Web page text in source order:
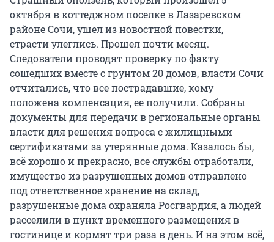
октября в коттеджном поселке в Лазаревском
районе Сочи, ушел из новостной повестки,
страсти улеглись. Прошел почти месяц.
Следователи проводят проверку по факту
сошедших вместе с грунтом 20 домов, власти Сочи
отчитались, что все пострадавшие, кому
положена компенсация, ее получили. Собраны
документы для передачи в региональные органы
власти для решения вопроса с жилищными
сертификатами за утерянные дома. Казалось бы,
всё хорошо и прекрасно, все службы отработали,
имущество из разрушенных домов отправлено
под ответственное хранение на склад,
разрушенные дома охраняла Росгвардия, а людей
расселили в пункт временного размещения в
гостинице и кормят три раза в день. И на этом всё,